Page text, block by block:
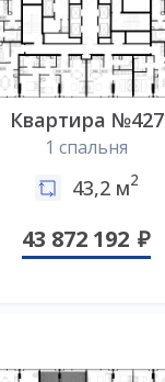
Квартира №427
1 спальня
43,2 м2
43 872 192